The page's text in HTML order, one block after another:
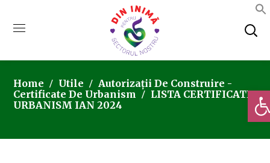
Home Utile
Autorizații De Construire -
Certificate De Urbanism
LISTA CERTIFICATE
URBANISM IAN 2024